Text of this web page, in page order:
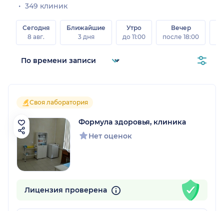
349 клиник
Сегодня
8 авг.
Ближайшие
3 дня
Утро
до 11:00
Вечер
после 18:00
Своя лаборатория
Формула здоровья, клиника
Нет оценок
Лицензия проверена